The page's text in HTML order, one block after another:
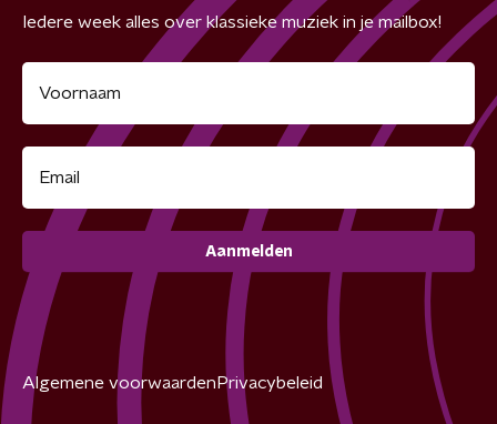
Iedere week alles over klassieke muziek in je mailbox!
Aanmelden
Algemene voorwaarden Privacybeleid